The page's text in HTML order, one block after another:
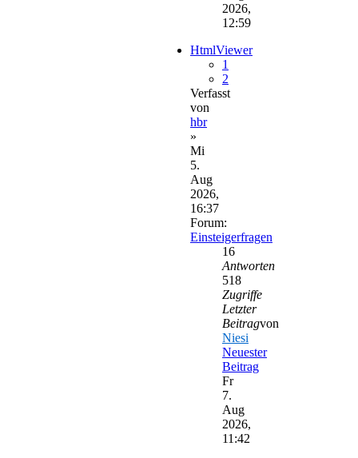
2026,
12:59
HtmlViewer
1
2
Verfasst
von
hbr
»
Mi
5.
Aug
2026,
16:37
Forum:
Einsteigerfragen
16
Antworten
518
Zugriffe
Letzter
Beitragvon
Niesi
Neuester
Beitrag
Fr
7.
Aug
2026,
11:42